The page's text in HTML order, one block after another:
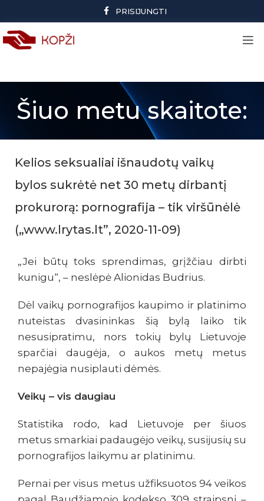
PRISIJUNGTI
Šiuo metu skaitote:
Kelios seksualiai išnaudotų vaikų
bylos sukrėtė net 30 metų dirbantį
prokurorą: pornografija – tik viršūnėlė
(„www.lrytas.lt”, 2020-11-09)
„Jei būtų toks sprendimas, grįžčiau dirbti
kunigu“, – neslėpė Alionidas Budrius.
Dėl vaikų pornografijos kaupimo ir platinimo
nuteistas dvasininkas šią bylą laiko tik
nesusipratimu, nors tokių bylų Lietuvoje
sparčiai daugėja, o aukos metų metus
nepajėgia nusiplauti dėmės.
Veikų – vis daugiau
Statistika rodo, kad Lietuvoje per šiuos
metus smarkiai padaugėjo veikų, susijusių su
pornografijos laikymu ar platinimu.
Pernai per visus metus užfiksuotos 94 veikos